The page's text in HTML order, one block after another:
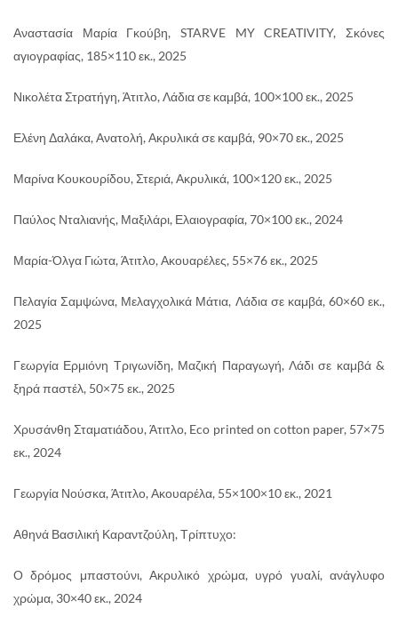
Αναστασία Μαρία Γκούβη, STARVE MY CREATIVITY, Σκόνες
αγιογραφίας, 185×110 εκ., 2025
Νικολέτα Στρατήγη, Άτιτλο, Λάδια σε καμβά, 100×100 εκ., 2025
Ελένη Δαλάκα, Ανατολή, Ακρυλικά σε καμβά, 90×70 εκ., 2025
Μαρίνα Κουκουρίδου, Στεριά, Ακρυλικά, 100×120 εκ., 2025
Παύλος Νταλιανής, Μαξιλάρι, Ελαιογραφία, 70×100 εκ., 2024
Μαρία-Όλγα Γιώτα, Άτιτλο, Ακουαρέλες, 55×76 εκ., 2025
Πελαγία Σαμψώνα, Μελαγχολικά Μάτια, Λάδια σε καμβά, 60×60 εκ.,
2025
Γεωργία Ερμιόνη Τριγωνίδη, Μαζική Παραγωγή, Λάδι σε καμβά &
ξηρά παστέλ, 50×75 εκ., 2025
Χρυσάνθη Σταματιάδου, Άτιτλο, Eco printed on cotton paper, 57×75
εκ., 2024
Γεωργία Νούσκα, Άτιτλο, Ακουαρέλα, 55×100×10 εκ., 2021
Αθηνά Βασιλική Καραντζούλη, Τρίπτυχο:
Ο δρόμος μπαστούνι, Ακρυλικό χρώμα, υγρό γυαλί, ανάγλυφο
χρώμα, 30×40 εκ., 2024